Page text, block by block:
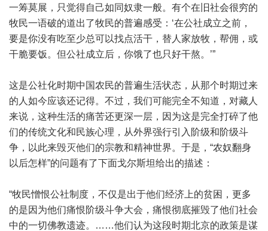
一筹莫展，只觉得自己如同奴隶一般。有个在旧社会很穷的
牧民一语破的道出了牧民的普遍感受：‘在公社成立之前，
要是你没有吃至少总可以找点活干，替人家放牧，帮佣，或
干脆要饭。但公社成立后，你饿了也只好干熬。’”
这是公社化时期中国农民的普遍生活状态，从那个时期过来
的人如今应该还记得。不过，我们可能完全不知道，对藏人
来说，这种生活的痛苦还更深一层，因为这是完全打碎了他
们的传统文化和民族心理，从外界强行引入阶级和阶级斗
争，以此来毁灭他们的宗教和精神世界。于是，“农奴翻身
以后怎样”的问题有了下面戈尔斯坦给出的描述：
“牧民憎恨公社制度，不仅是出于他们经济上的贫困，更多
的是因为他们痛恨阶级斗争大会，痛恨彻底摧毁了他们社会
中的一切佛教遗迹。……他们认为这段时期北京的政策是谋